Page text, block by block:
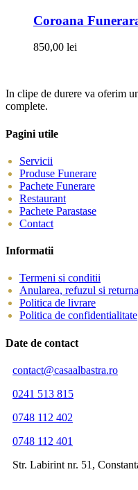
Coroana
850,00 lei
In clipe de durere va oferim
complete.
Pagini utile
Servicii
Produse Funerare
Pachete Funerare
Restaurant
Pachete Parastase
Contact
Informatii
Termeni si conditii
Anularea, refuzul si
Politica de livrare
Politica de confidentialitate
Date de contact
contact@casaalbastra.ro
0241 513 815
0748 112 402
0748 112 401
Str. Labirint nr. 51,